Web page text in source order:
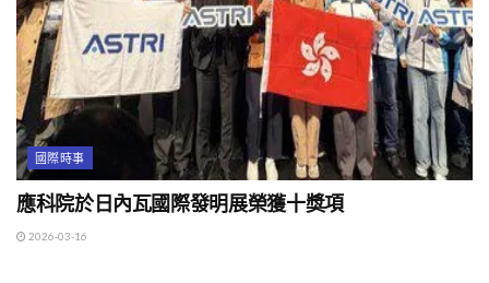
國際時事
應科院於日內瓦國際發明展榮獲十獎項
2026-03-16